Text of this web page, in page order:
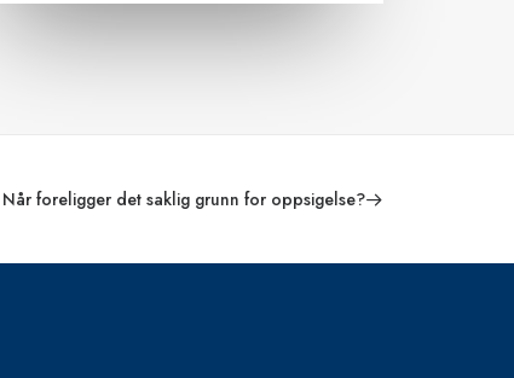
Når foreligger det saklig grunn for oppsigelse?